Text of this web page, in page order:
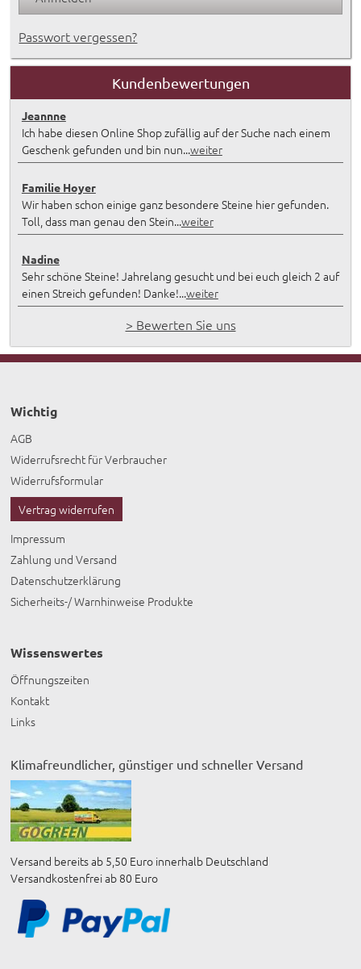
Passwort vergessen?
Kundenbewertungen
Jeannne
Ich habe diesen Online Shop zufällig auf der Suche nach einem
Geschenk gefunden und bin nun...weiter
Familie Hoyer
Wir haben schon einige ganz besondere Steine hier gefunden.
Toll, dass man genau den Stein...weiter
Nadine
Sehr schöne Steine! Jahrelang gesucht und bei euch gleich 2 auf
einen Streich gefunden! Danke!...weiter
> Bewerten Sie uns
Wichtig
AGB
Widerrufsrecht für Verbraucher
Widerrufsformular
Vertrag widerrufen
Impressum
Zahlung und Versand
Datenschutzerklärung
Sicherheits-/ Warnhinweise Produkte
Wissenswertes
Öffnungszeiten
Kontakt
Links
Klimafreundlicher, günstiger und schneller Versand
Versand bereits ab 5,50 Euro innerhalb Deutschland
Versandkostenfrei ab 80 Euro